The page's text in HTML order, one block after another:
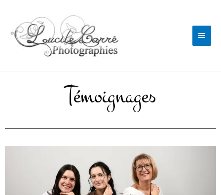
Témoignages